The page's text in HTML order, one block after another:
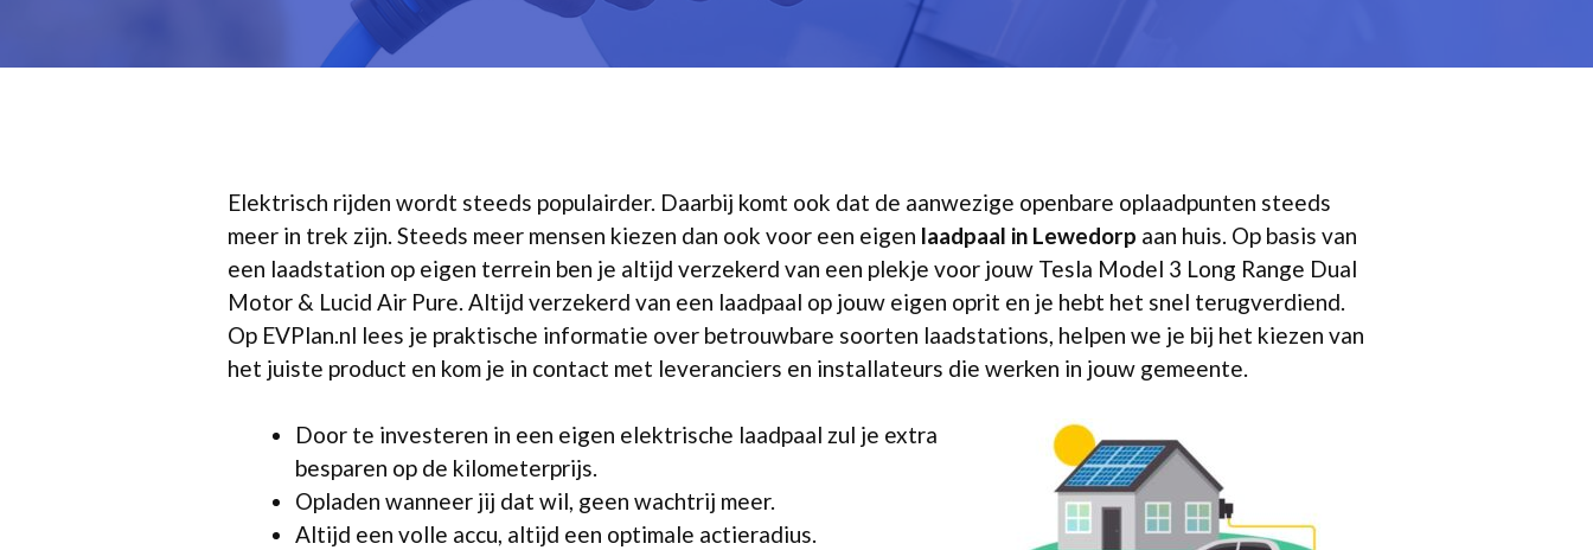
Elektrisch rijden wordt steeds populairder. Daarbij komt ook dat de aanwezige openbare oplaadpunten steeds
meer in trek zijn. Steeds meer mensen kiezen dan ook voor een eigen laadpaal in Lewedorp aan huis. Op basis van
een laadstation op eigen terrein ben je altijd verzekerd van een plekje voor jouw Tesla Model 3 Long Range Dual
Motor & Lucid Air Pure. Altijd verzekerd van een laadpaal op jouw eigen oprit en je hebt het snel terugverdiend.
Op EVPlan.nl lees je praktische informatie over betrouwbare soorten laadstations, helpen we je bij het kiezen van
het juiste product en kom je in contact met leveranciers en installateurs die werken in jouw gemeente.
Door te investeren in een eigen elektrische laadpaal zul je extra
besparen op de kilometerprijs.
Opladen wanneer jij dat wil, geen wachtrij meer.
Altijd een volle accu, altijd een optimale actieradius.